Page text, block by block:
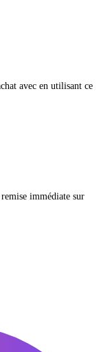
avec en utilisant ce
immédiate sur